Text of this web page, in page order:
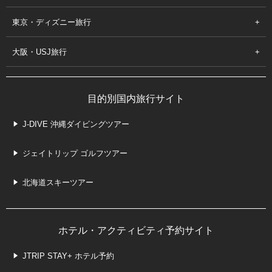
東京・ディズニー旅行
大阪・USJ旅行
目的別国内旅行サイト
J-DIVE 沖縄ダイビングツアー
ジェイトリップ ゴルフツアー
北海道スキーツアー
ホテル・アクティビティ予約サイト
JTRIP STAY+ ホテル予約